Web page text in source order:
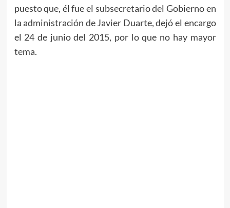
puesto que, él fue el subsecretario del Gobierno en
la administración de Javier Duarte, dejó el encargo
el 24 de junio del 2015, por lo que no hay mayor
tema.